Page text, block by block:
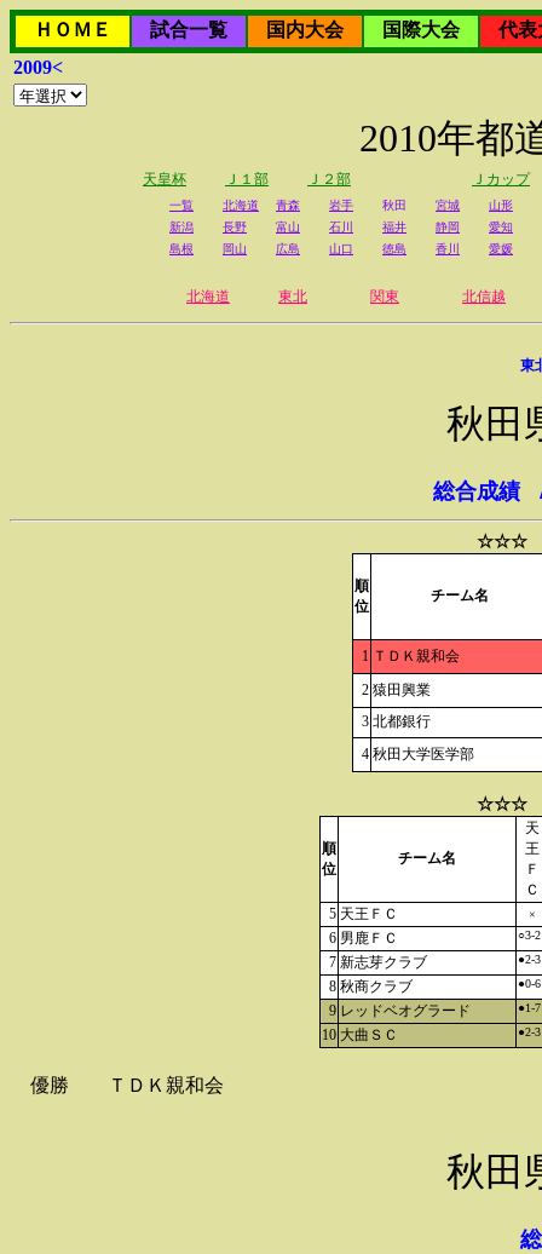
ＨＯＭＥ 試合一覧 国内大会 国際大会
代表
2009<
2010年都
天皇杯 Ｊ１部 Ｊ２部 Ｊカップ
一覧 北海道 青森 岩手 秋田 宮城
山形
新潟
長野 富山 石川 福井 静岡
愛知
島根
岡山 広島 山口 徳島 香川 愛媛
北海道 東北 関東 北信越
東
秋田
総合成績
☆☆☆
順
位
チーム名
1 ＴＤＫ親和会
2 猿田興業
3 北都銀行
4 秋田大学医学部
☆☆☆
順
位
チーム名
天
王
Ｆ
Ｃ
5 天王ＦＣ ×
6 男鹿ＦＣ ○3-2
7 新志芽クラブ ●2-3
8 秋商クラブ ●0-6
9 レッドベオグラード ●1-7
10 大曲ＳＣ ●2-3
優勝 ＴＤＫ親和会
秋田